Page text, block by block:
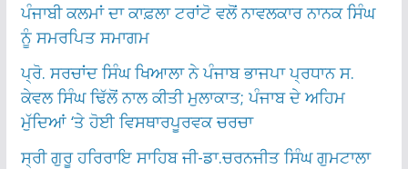
ਪੰਜਾਬੀ ਕਲਮਾਂ ਦਾ ਕਾਫ਼ਲਾ ਟਰਾਂਟੋ ਵਲੋਂ ਨਾਵਲਕਾਰ ਨਾਨਕ ਸਿੰਘ
ਨੂੰ ਸਮਰਪਿਤ ਸਮਾਗਮ
ਪ੍ਰੋ. ਸਰਚਾਂਦ ਸਿੰਘ ਖਿਆਲਾ ਨੇ ਪੰਜਾਬ ਭਾਜਪਾ ਪ੍ਰਧਾਨ ਸ.
ਕੇਵਲ ਸਿੰਘ ਢਿੱਲੋਂ ਨਾਲ ਕੀਤੀ ਮੁਲਾਕਾਤ; ਪੰਜਾਬ ਦੇ ਅਹਿਮ
ਮੁੱਦਿਆਂ ‘ਤੇ ਹੋਈ ਵਿਸਥਾਰਪੂਰਵਕ ਚਰਚਾ
ਸ੍ਰੀ ਗੁਰੂ ਹਰਿਰਾਇ ਸਾਹਿਬ ਜੀ-ਡਾ.ਚਰਨਜੀਤ ਸਿੰਘ ਗੁਮਟਾਲਾ